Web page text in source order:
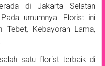
di Jakarta Selatan
umumnya. Florist ini
Tebet, Kebayoran Lama,
satu florist terbaik di